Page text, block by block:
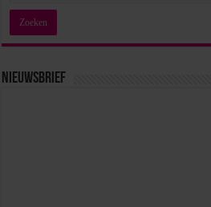
Nieuwsbrief